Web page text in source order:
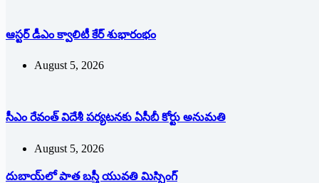
ఆస్టర్ డీఎం క్వాలిటీ కేర్ శుభారంభం
August 5, 2026
సీఎం రేవంత్ విదేశీ పర్యటనకు ఏసీబీ కోర్టు అనుమతి
August 5, 2026
దుబాయ్‌లో పాత బ‌స్తీ యువతి మిస్సింగ్